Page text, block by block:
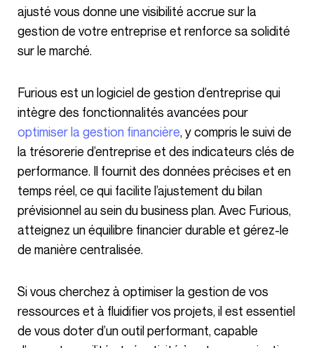
ajusté vous donne une visibilité accrue sur la
gestion de votre entreprise et renforce sa solidité
sur le marché.
Furious est un logiciel de gestion d’entreprise qui
intègre des fonctionnalités avancées pour
optimiser la gestion financière, y compris le suivi de
la trésorerie d’entreprise et des indicateurs clés de
performance. Il fournit des données précises et en
temps réel, ce qui facilite l’ajustement du bilan
prévisionnel au sein du business plan. Avec Furious,
atteignez un équilibre financier durable et gérez-le
de manière centralisée.
Si vous cherchez à optimiser la gestion de vos
ressources et à fluidifier vos projets, il est essentiel
de vous doter d’un outil performant, capable